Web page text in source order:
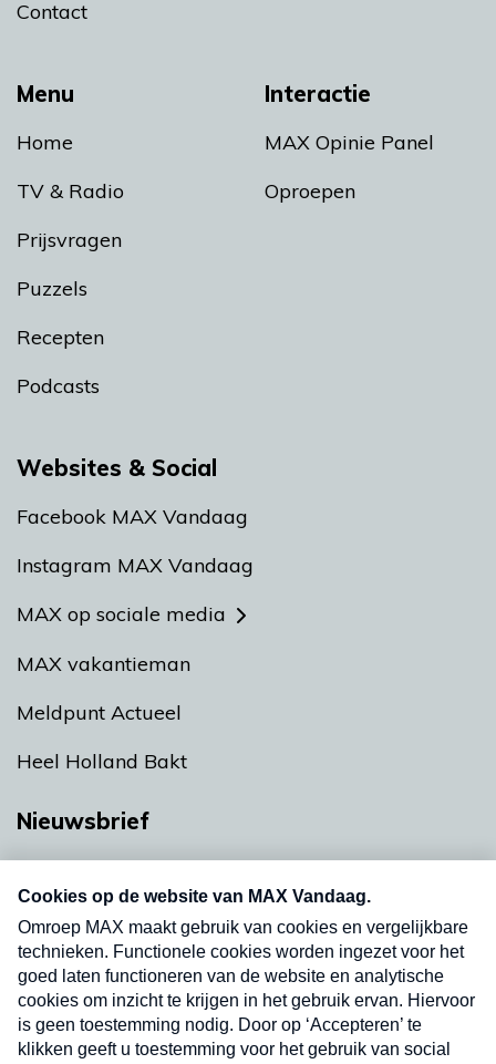
Menu
Home
TV & Radio
Prijsvragen
Puzzels
Recepten
Podcasts
Interactie
MAX Opinie Panel
Oproepen
Contact
Websites & Social
Facebook MAX Vandaag
Instagram MAX Vandaag
MAX op sociale media
MAX vakantieman
Meldpunt Actueel
Heel Holland Bakt
Nieuwsbrief
nieuwsbrief. Elke vrijdag- en dinsdagochtend in
uw mailbox.
Verzend